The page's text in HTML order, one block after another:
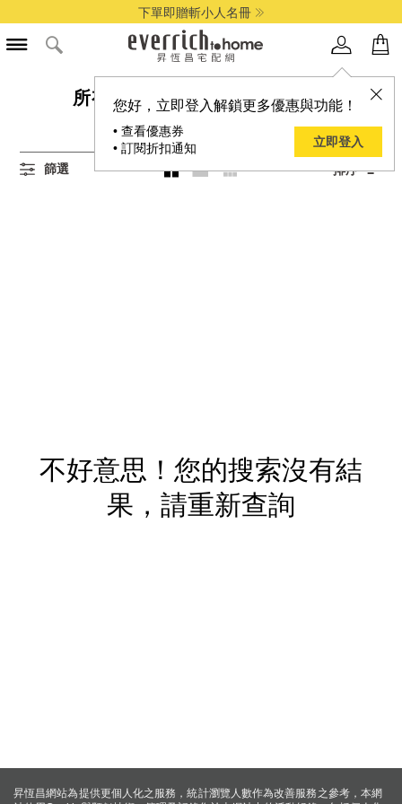
下單即贈斬小人名冊
您好，立即登入解鎖更多優惠與功能！
• 查看優惠券
• 訂閱折扣通知
立即登入
所有ANVI STUDIOS,排鑽商品
0
篩選 排序
不好意思！您的搜索沒有結
果，請重新查詢
昇恆昌網站為提供更個人化之服務，統計瀏覽人數作為改善服務之參考，本網